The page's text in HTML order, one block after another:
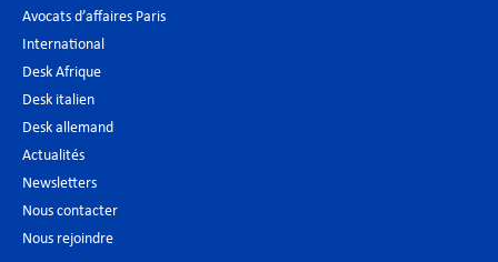
Avocats d’affaires Paris
International
Desk Afrique
Desk italien
Desk allemand
Actualités
Newsletters
Nous contacter
Nous rejoindre